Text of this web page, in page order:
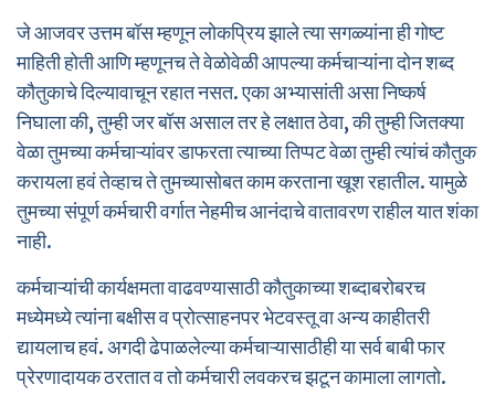
जे आजवर उत्तम बॉस म्हणून लोकप्रिय झाले त्या सगळ्यांना ही गोष्ट
माहिती होती आणि म्हणूनच ते वेळोवेळी आपल्या कर्मचाऱ्यांना दोन शब्द
कौतुकाचे दिल्यावाचून रहात नसत. एका अभ्यासांती असा निष्कर्ष
निघाला की, तुम्ही जर बॉस असाल तर हे लक्षात ठेवा, की तुम्ही जितक्या
वेळा तुमच्या कर्मचाऱ्यांवर डाफरता त्याच्या तिप्पट वेळा तुम्ही त्यांचं कौतुक
करायला हवं तेव्हाच ते तुमच्यासोबत काम करताना खूश रहातील. यामुळे
तुमच्या संपूर्ण कर्मचारी वर्गात नेहमीच आनंदाचे वातावरण राहील यात शंका
नाही.
कर्मचाऱ्यांची कार्यक्षमता वाढवण्यासाठी कौतुकाच्या शब्दाबरोबरच
मध्येमध्ये त्यांना बक्षीस व प्रोत्साहनपर भेटवस्तू वा अन्य काहीतरी
द्यायलाच हवं. अगदी ढेपाळलेल्या कर्मचाऱ्यासाठीही या सर्व बाबी फार
प्रेरणादायक ठरतात व तो कर्मचारी लवकरच झटून कामाला लागतो.